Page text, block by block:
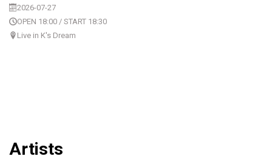
2026-07-27
OPEN 18:00 / START 18:30
Live in K's Dream
Artists